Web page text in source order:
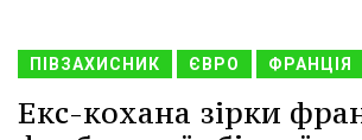
ПІВЗАХИСНИК ЄВРО ФРАНЦІЯ
Екс-кохана зірки